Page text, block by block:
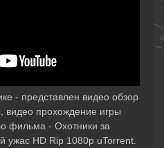
- представлен видео обзор
видео прохождение игры
фильма - Охотники за
HD Rip 1080р uTorrent.